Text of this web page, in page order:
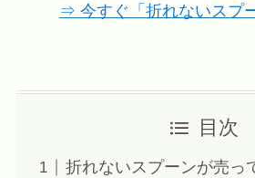
⇒ 今すぐ「折れないスプ
目次
折れないスプーンが売っ